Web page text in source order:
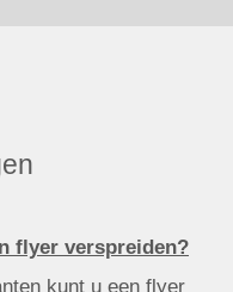
flyer verspreiden?
kunt u een flyer